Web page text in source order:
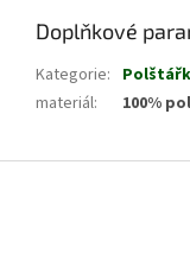
Doplňkové
Kategorie:
materiál: 100%